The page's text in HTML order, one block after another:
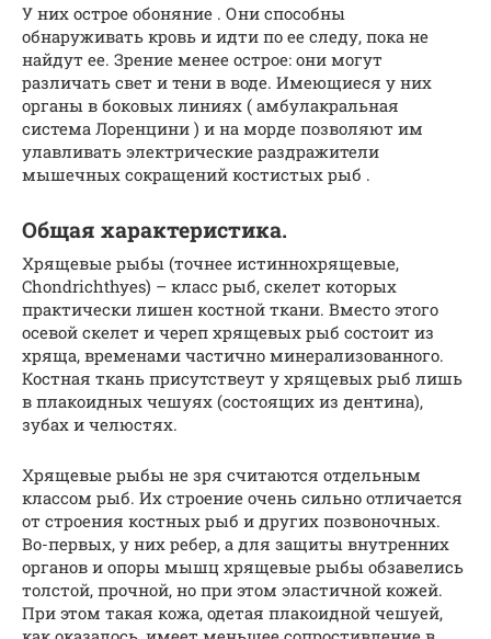
У них острое обоняние . Они способны
обнаруживать кровь и идти по ее следу, пока не
найдут ее. Зрение менее острое: они могут
различать свет и тени в воде. Имеющиеся у них
органы в боковых линиях ( амбулакральная
система Лоренцини ) и на морде позволяют им
улавливать электрические раздражители
мышечных сокращений костистых рыб .
Общая характеристика.
Хрящевые рыбы (точнее истиннохрящевые,
Chondrichthyes) – класс рыб, скелет которых
практически лишен костной ткани. Вместо этого
осевой скелет и череп хрящевых рыб состоит из
хряща, временами частично минерализованного.
Костная ткань присутствеут у хрящевых рыб лишь
в плакоидных чешуях (состоящих из дентина),
зубах и челюстях.
Хрящевые рыбы не зря считаются отдельным
классом рыб. Их строение очень сильно отличается
от строения костных рыб и других позвоночных.
Во-первых, у них ребер, а для защиты внутренних
органов и опоры мышц хрящевые рыбы обзавелись
толстой, прочной, но при этом эластичной кожей.
При этом такая кожа, одетая плакоидной чешуей,